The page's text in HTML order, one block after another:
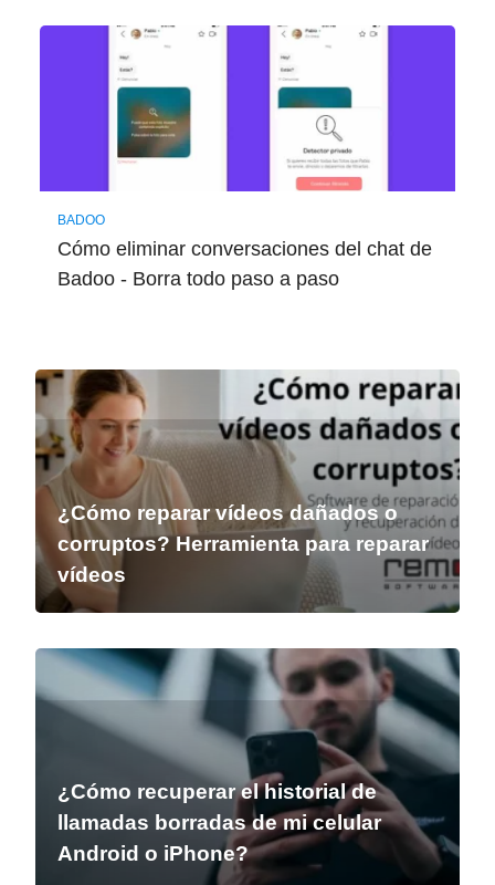
BADOO
Cómo eliminar conversaciones del chat de
Badoo - Borra todo paso a paso
¿Cómo reparar vídeos dañados o
corruptos? Herramienta para reparar
vídeos
¿Cómo recuperar el historial de
llamadas borradas de mi celular
Android o iPhone?